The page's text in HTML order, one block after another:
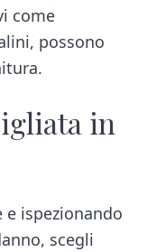
come
possono
in
ispezionando
scegli